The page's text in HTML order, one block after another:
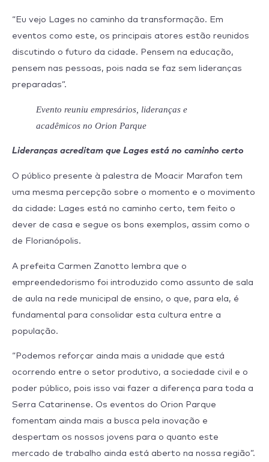
“Eu vejo Lages no caminho da transformação. Em
eventos como este, os principais atores estão reunidos
discutindo o futuro da cidade. Pensem na educação,
pensem nas pessoas, pois nada se faz sem lideranças
preparadas”.
Evento reuniu empresários, lideranças e
acadêmicos no Orion Parque
Lideranças acreditam que Lages está no caminho certo
O público presente à palestra de Moacir Marafon tem
uma mesma percepção sobre o momento e o movimento
da cidade: Lages está no caminho certo, tem feito o
dever de casa e segue os bons exemplos, assim como o
de Florianópolis.
A prefeita Carmen Zanotto lembra que o
empreendedorismo foi introduzido como assunto de sala
de aula na rede municipal de ensino, o que, para ela, é
fundamental para consolidar esta cultura entre a
população.
“Podemos reforçar ainda mais a unidade que está
ocorrendo entre o setor produtivo, a sociedade civil e o
poder público, pois isso vai fazer a diferença para toda a
Serra Catarinense. Os eventos do Orion Parque
fomentam ainda mais a busca pela inovação e
despertam os nossos jovens para o quanto este
mercado de trabalho ainda está aberto na nossa região”.